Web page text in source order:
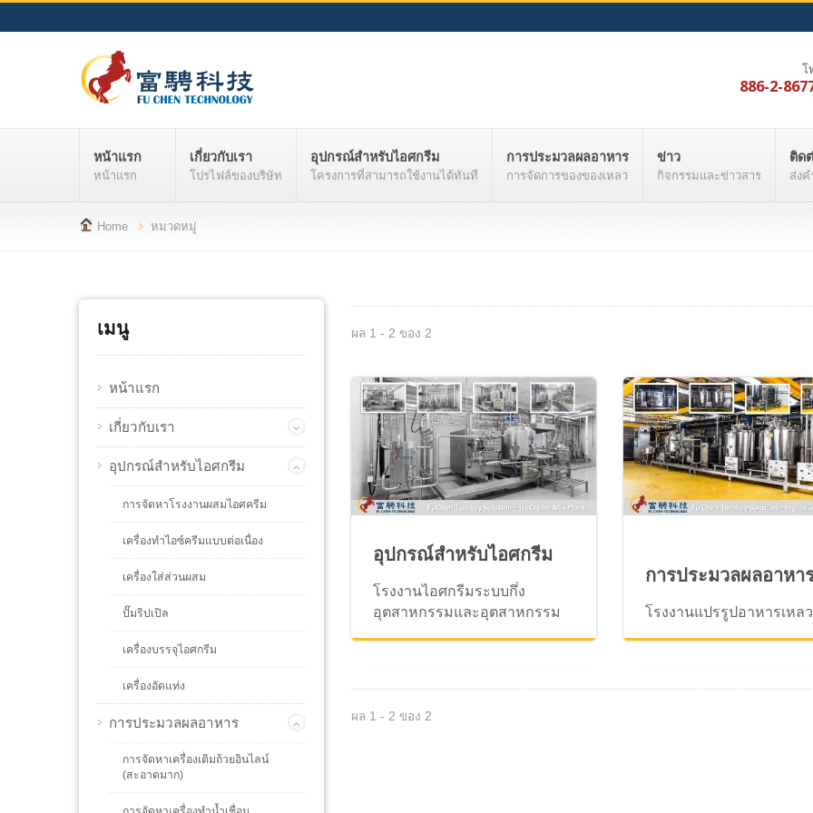
โ
886-2-
หน้าแรก
หน้าแรก
เกี่ยวกับเรา
โปรไฟล์ของบริษัท
อุปกรณ์สำหรับไอศกรีม
โครงการที่สามารถใช้งานได้ทันที
การประมวลผลอาหาร
การจัดการของของเหลว
ข่าว
กิจกรรมและข่าวสาร
ติด
ส่ง
Home หมวดหมู่
เมนู
หน้าแรก
เกี่ยวกับเรา
อุปกรณ์สำหรับไอศกรีม
การจัดหาโรงงานผสมไอศครีม
เครื่องทำไอซ์ครีมแบบต่อเนื่อง
เครื่องใส่ส่วนผสม
ปั๊มริปเปิล
เครื่องบรรจุไอศกรีม
เครื่องอัดแท่ง
การประมวลผลอาหาร
การจัดหาเครื่องเติมถ้วยอินไลน์
(สะอาดมาก)
ผล 1 - 2 ของ 2
อุปกรณ์สำหรับไอศกรีม
โรงงานไอศกรีมระบบกึ่ง
อุตสาหกรรมและอุตสาหกรรม
การประมวลผลอาหา
โรงงานแปรรูปอาหารเหลว
ผล 1 - 2 ของ 2